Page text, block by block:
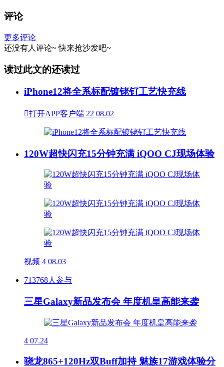
评论
更多评论
还没有人评论~ 快来抢沙发吧~
读过此文的还读过
iPhone12将全系标配镀铑钌工艺快充线
打开APP客户端 22 08.02
120W超快闪充15分钟充满 iQOO CJ现场体验
视频 4 08.03
713768人参与
三星Galaxy新品发布会 年度机皇高能来袭
4 07.24
骁龙865+120Hz双Buff加持 魅族17游戏体验分